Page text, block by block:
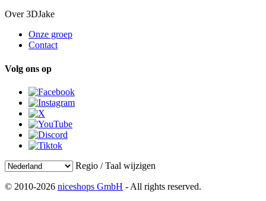
Over 3DJake
Onze groep
Contact
Volg ons op
Regio / Taal wijzigen
© 2010-2026 niceshops GmbH - All rights reserved.